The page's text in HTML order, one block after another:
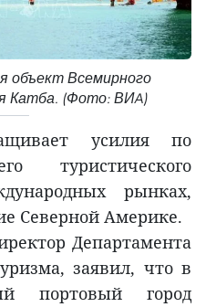
объект Всемирного
Катба. (Фото: ВИA)
усилия по
туристического
рынках,
Северной Америке.
Департамента
заявил, что в
портовый город